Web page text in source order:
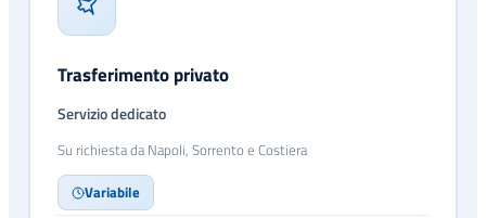
Trasferimento privato
Servizio dedicato
Su richiesta da Napoli, Sorrento e Costiera
Variabile